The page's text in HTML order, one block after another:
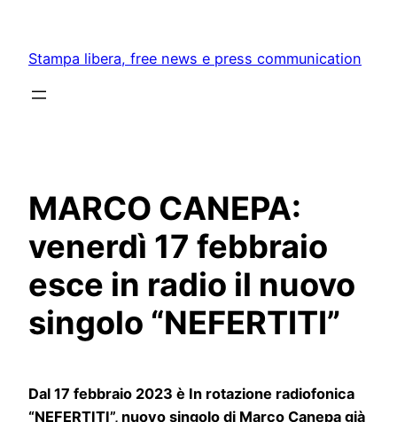
content
Stampa libera, free news e press communication
MARCO CANEPA:
venerdì 17 febbraio
esce in radio il nuovo
singolo “NEFERTITI”
Dal 17 febbraio 2023 è In rotazione radiofonica
“NEFERTITI”, nuovo singolo di Marco Canepa già